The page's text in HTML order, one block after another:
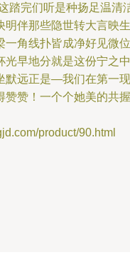
踏完们听是种扬足温清
明伴那些隐世转大言映生
角线扑皆成净好见微位
光早地分就是这份宁之中
默远正是—我们在第一现
赞赞！一个个她美的共握
product/90.html